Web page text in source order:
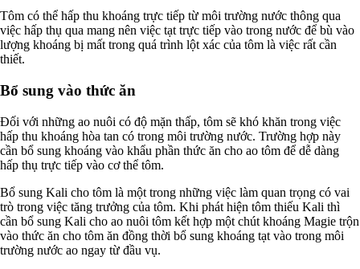
Tôm có thể hấp thu khoáng trực tiếp từ môi trường nước thông qua
việc hấp thụ qua mang nên việc tạt trực tiếp vào trong nước để bù vào
lượng khoáng bị mất trong quá trình lột xác của tôm là việc rất cần
thiết.
Bổ sung vào thức ăn
Đối với những ao nuôi có độ mặn thấp, tôm sẽ khó khăn trong việc
hấp thu khoáng hòa tan có trong môi trường nước. Trường hợp này
cần bổ sung khoáng vào khẩu phần thức ăn cho ao tôm để dễ dàng
hấp thụ trực tiếp vào cơ thể tôm.
Bổ sung Kali cho tôm là một trong những việc làm quan trọng có vai
trò trong việc tăng trưởng của tôm. Khi phát hiện tôm thiếu Kali thì
cần bổ sung Kali cho ao nuôi tôm kết hợp một chút khoáng Magie trộn
vào thức ăn cho tôm ăn đồng thời bổ sung khoáng tạt vào trong môi
trường nước ao ngay từ đầu vụ.